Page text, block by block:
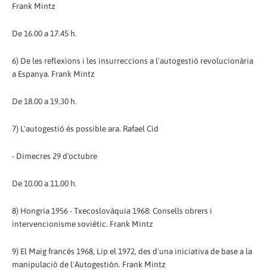
Frank Mintz
De 16.00 a 17.45 h.
6) De les reflexions i les insurreccions a l'autogestió revolucionària
a Espanya. Frank Mintz
De 18.00 a 19.30 h.
7) L'autogestió és possible ara. Rafael Cid
- Dimecres 29 d'octubre
De 10.00 a 11.00 h.
8) Hongria 1956 - Txecoslovàquia 1968: Consells obrers i
intervencionisme soviétic. Frank Mintz
9) El Maig francès 1968, Lip el 1972, des d'una iniciativa de base a la
manipulació de l'Autogestión. Frank Mintz